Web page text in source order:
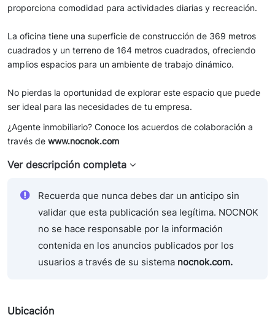
proporciona comodidad para actividades diarias y recreación.
La oficina tiene una superficie de construcción de 369 metros
cuadrados y un terreno de 164 metros cuadrados, ofreciendo
amplios espacios para un ambiente de trabajo dinámico.
No pierdas la oportunidad de explorar este espacio que puede
ser ideal para las necesidades de tu empresa.
¿Agente inmobiliario? Conoce los acuerdos de colaboración a
través de www.nocnok.com
Ver descripción completa
Recuerda que nunca debes dar un anticipo sin
validar que esta publicación sea legítima. NOCNOK
no se hace responsable por la información
contenida en los anuncios publicados por los
usuarios a través de su sistema nocnok.com.
Ubicación